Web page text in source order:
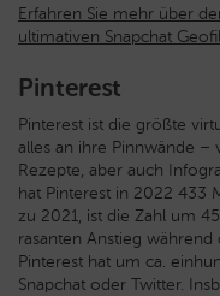
Erfahren Sie mehr über
ultimativen Snapchat
Pinterest
Pinterest ist die größte
alles an ihre Pinnwände –
Rezepte, aber auch
hat Pinterest in 2022 433
zu 2021, ist die Zahl um
rasanten Anstieg
Pinterest hat um ca.
Snapchat oder Twitter.